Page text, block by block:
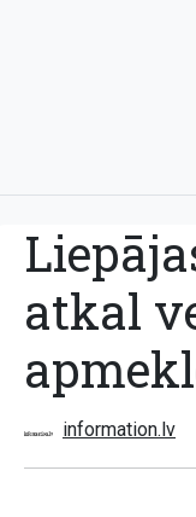
atkal
information.lv